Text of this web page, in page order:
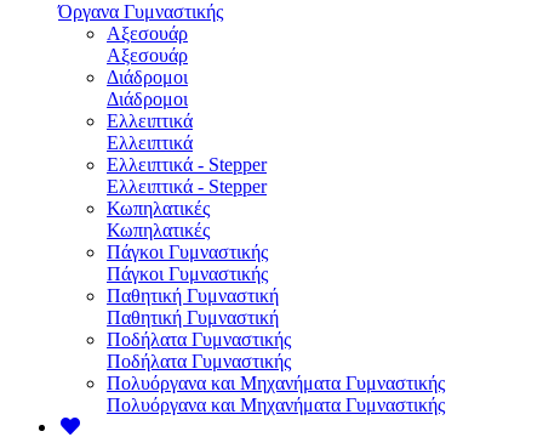
Όργανα Γυμναστικής
Αξεσουάρ
Αξεσουάρ
Διάδρομοι
Διάδρομοι
Ελλειπτικά
Ελλειπτικά
Ελλειπτικά - Stepper
Ελλειπτικά - Stepper
Κωπηλατικές
Κωπηλατικές
Πάγκοι Γυμναστικής
Πάγκοι Γυμναστικής
Παθητική Γυμναστική
Παθητική Γυμναστική
Ποδήλατα Γυμναστικής
Ποδήλατα Γυμναστικής
Πολυόργανα και Μηχανήματα Γυμναστικής
Πολυόργανα και Μηχανήματα Γυμναστικής